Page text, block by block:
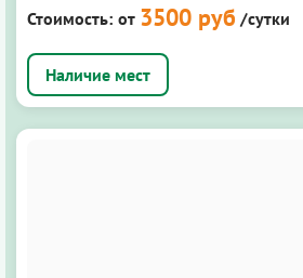
Стоимость: от 3500 руб /сутки